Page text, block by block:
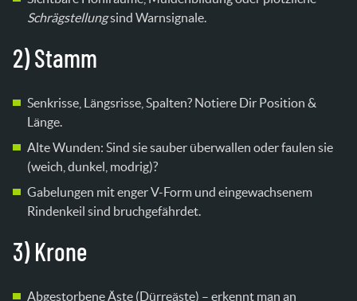
Schrägstellungsind Warnsignale.
2) Stamm
Senkrisse, Längsrisse, Spalten? Notiere Dir Position &
Länge.
Alte Wunden: Sind sie sauber überwallen oder faulen sie
(weich, dunkel, modrig)?
Gabelungen mit enger V-Form und eingewachsenem
Rindenkeil sind bruchgefährdet.
3) Krone
Abgestorbene Äste (Dürreäste) – erkennt man an